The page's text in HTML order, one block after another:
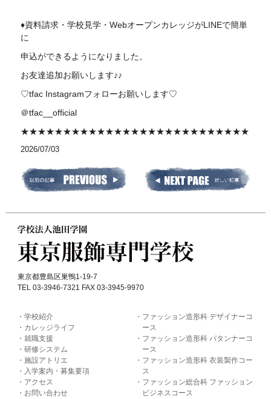
♦資料請求・学校見学・WebオープンカレッジがLINEで簡単
に
申込ができるようになりました。
お友達追加お願いします♪♪
♡tfac Instagramフォローお願いします♡
＠tfac__official
★★★★★★★★★★★★★★★★★★★★★★★★★★★
2026/07/03
東京都豊島区巣鴨1-19-7
TEL 03-3946-7321 FAX 03-3945-9970
学校紹介
カレッジライフ
就職支援
研修システム
施設アトリエ
入学案内・募集要項
アクセス
お問い合わせ
ファッション造形科 デザイナーコ
ース
ファッション造形科 パタンナーコ
ース
ファッション造形科 衣装製作コー
ス
ファッション総合科 ファッション
ビジネスコース